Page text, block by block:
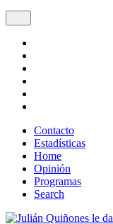
Contacto
Estadísticas
Home
Opinión
Programas
Search